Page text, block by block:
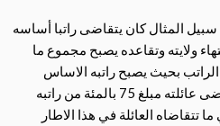
المثال كان يتقاضى راتبا أساسه
وبعد انتهاء ولايته وتقاعده يصبح مجموع ما
أساس الراتب بحيث يصبح راتبه الاساس
9,375,000 ليرة، وبعد وفاته تتقاضى عائلته مبلغ 75 بالمئة من راتبه
تتقاضاه العائلة في هذا الاطار